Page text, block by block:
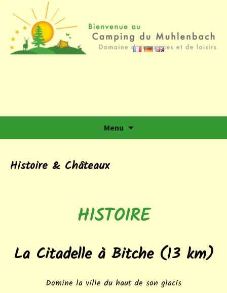
Camping du Muhlenbach
Domaine de vacances et de loisirs
Menu
Histoire & Châteaux
HISTOIRE
La Citadelle à Bitche (13 km)
Domine la ville du haut de son glacis